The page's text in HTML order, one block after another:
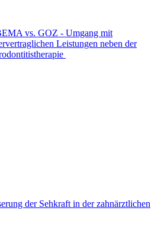
vs. GOZ - Umgang mit
Leistungen neben der
der Sehkraft in der zahnärztlichen